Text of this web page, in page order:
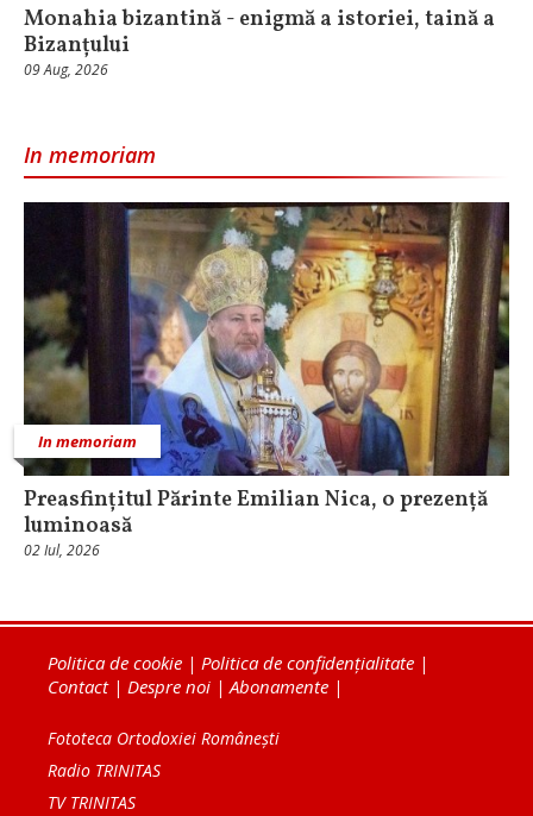
Monahia bizantină - enigmă a istoriei, taină a
Bizanțului
09 Aug, 2026
In memoriam
In memoriam
Preasfințitul Părinte Emilian Nica, o prezență
luminoasă
02 Iul, 2026
Politica de cookie | Politica de confidențialitate |
Contact| Despre noi | Abonamente |
Fototeca Ortodoxiei Românești
Radio TRINITAS
TV TRINITAS